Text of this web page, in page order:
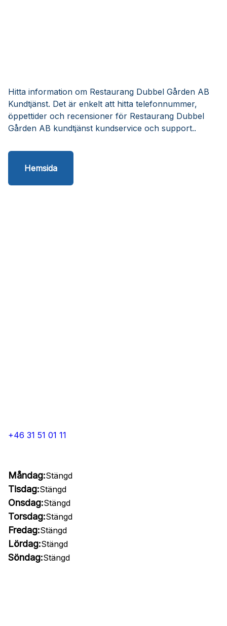
Hitta information om Restaurang Dubbel Gården AB
Kundtjänst. Det är enkelt att hitta telefonnummer,
öppettider och recensioner för Restaurang Dubbel
Gården AB kundtjänst kundservice och support..
Hemsida
+46 31 51 01 11
Måndag:Stängd
Tisdag:Stängd
Onsdag:Stängd
Torsdag:Stängd
Fredag:Stängd
Lördag:Stängd
Söndag:Stängd